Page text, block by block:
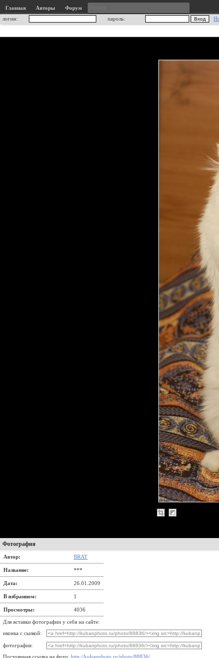
Главная Авторы
Форум
логин:
пароль:
Фотография
Автор: BRAT
Название: ***
Дата: 26.01.2009
В избранном: 1
Просмотры: 4036
Для вставки фотографии у себя на сайте:
иконка с сылкой:
фотография:
Постоянная ссылка на фото: http://kubanphoto.ru/photo/88836/